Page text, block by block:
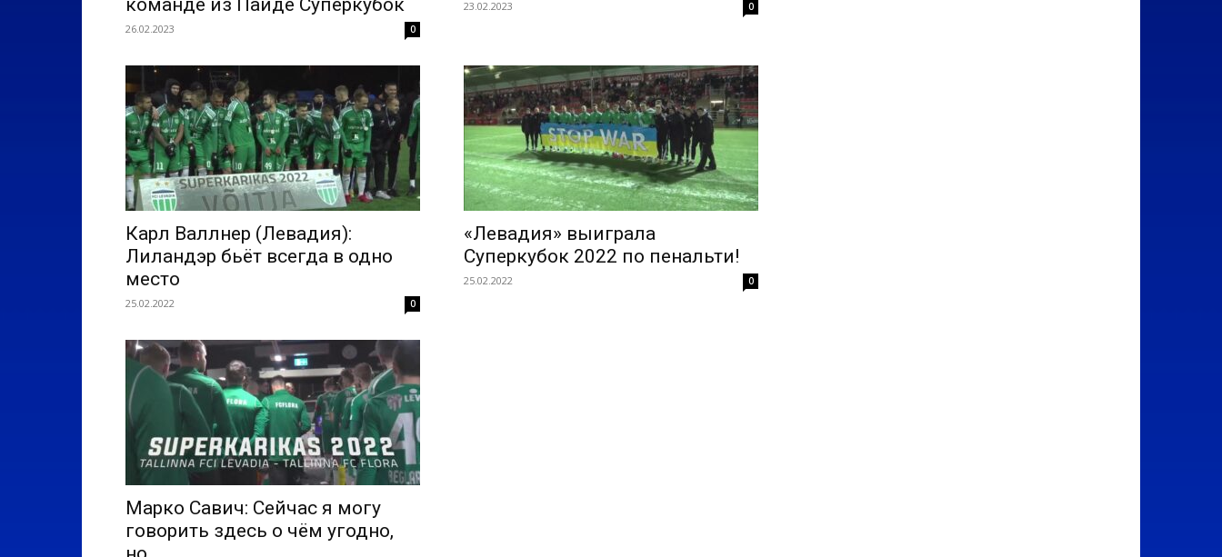
команде из Пайде Суперкубок
26.02.2023 0
23.02.2023 0
Карл Валлнер (Левадия):
Лиландэр бьёт всегда в одно
место
25.02.2022 0
«Левадия» выиграла
Суперкубок 2022 по пенальти!
25.02.2022 0
Марко Савич: Сейчас я могу
говорить здесь о чём угодно,